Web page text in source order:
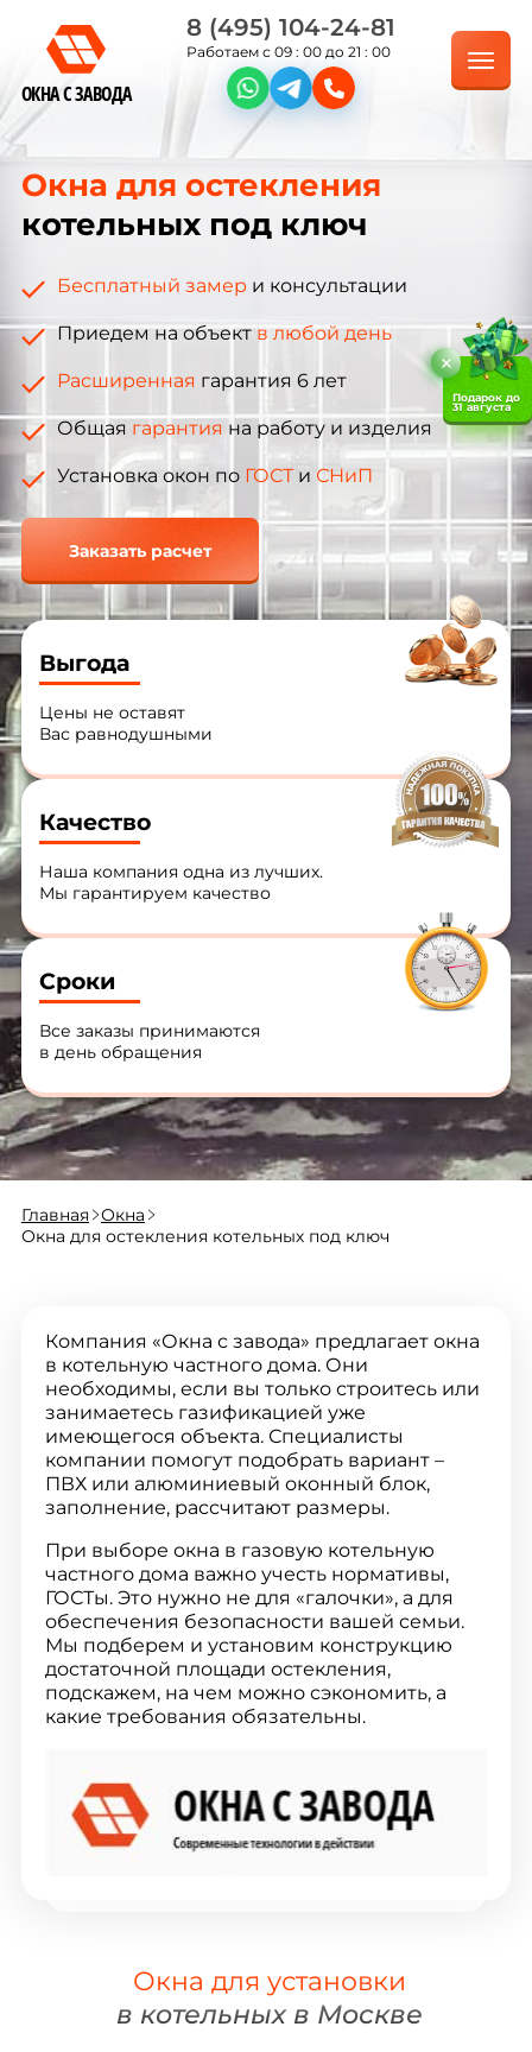
ОКНА С ЗАВОДА
8 (495) 104-24-81
Работаем с 09 : 00 до 21 : 00
Окна для остекления
котельных под ключ
Бесплатный замери консультации
Приедем на объектв любой день
Расширенная гарантия 6 лет
Общая гарантия на работу и изделия
Установка окон по ГОСТи СНиП
Заказать расчет
Выгода
Цены не оставят
Вас равнодушными
Качество
Наша компания одна из лучших.
Мы гарантируем качество
Сроки
Все заказы принимаются
в день обращения
Главная
Окна
Окна для остекления котельных под ключ
Компания «Окна с завода» предлагает окна
в котельную частного дома. Они
необходимы, если вы только строитесь или
занимаетесь газификацией уже
имеющегося объекта. Специалисты
компании помогут подобрать вариант –
ПВХ или алюминиевый оконный блок,
заполнение, рассчитают размеры.
При выборе окна в газовую котельную
частного дома важно учесть нормативы,
ГОСТы. Это нужно не для «галочки», а для
обеспечения безопасности вашей семьи.
Мы подберем и установим конструкцию
достаточной площади остекления,
подскажем, на чем можно сэкономить, а
какие требования обязательны.
Окна для установки
в котельных в Москве
Подарок до
31 августа